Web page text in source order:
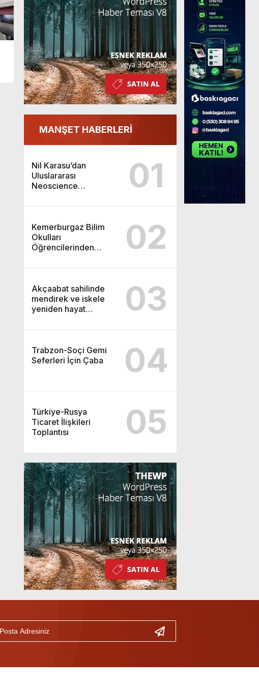
MANŞET HABERLERİ
Nil Karasu’dan
Uluslararası
Neoscience
01
Kemerburgaz Bilim
Okulları
Öğrencilerinden
02
Akçaabat sahilinde
mendirek ve iskele
yeniden hayat
03
Trabzon-Soçi Gemi
Seferleri İçin Çaba
04
Türkiye-Rusya
Ticaret İlişkileri
Toplantısı
05